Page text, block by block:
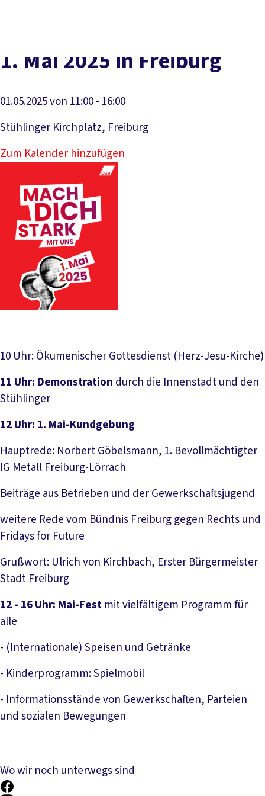
Politik vor Ort
1. Mai 2025 in Freiburg
01.05.2025 von 11:00 - 16:00
Stühlinger Kirchplatz, Freiburg
Zum Kalender hinzufügen
10 Uhr: Ökumenischer Gottesdienst (Herz-Jesu-Kirche)
11 Uhr: Demonstration durch die Innenstadt und den
Stühlinger
12 Uhr: 1. Mai-Kundgebung
Hauptrede: Norbert Göbelsmann, 1. Bevollmächtigter
IG Metall Freiburg-Lörrach
Beiträge aus Betrieben und der Gewerkschaftsjugend
weitere Rede vom Bündnis Freiburg gegen Rechts und
Fridays for Future
Grußwort: Ulrich von Kirchbach, Erster Bürgermeister
Stadt Freiburg
12 - 16 Uhr: Mai-Fest mit vielfältigem Programm für
alle
- (Internationale) Speisen und Getränke
- Kinderprogramm: Spielmobil
- Informationsstände von Gewerkschaften, Parteien
und sozialen Bewegungen
Wo wir noch unterwegs sind